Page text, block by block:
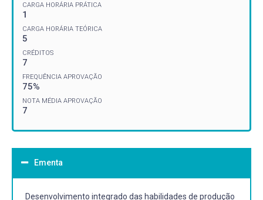
CARGA HORÁRIA PRÁTICA
1
CARGA HORÁRIA TEÓRICA
5
CRÉDITOS
7
FREQUÊNCIA APROVAÇÃO
75%
NOTA MÉDIA APROVAÇÃO
7
Ementa
Desenvolvimento integrado das habilidades de produção